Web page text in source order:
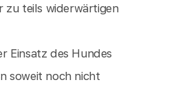
zu teils widerwärtigen
Einsatz des Hundes
soweit noch nicht